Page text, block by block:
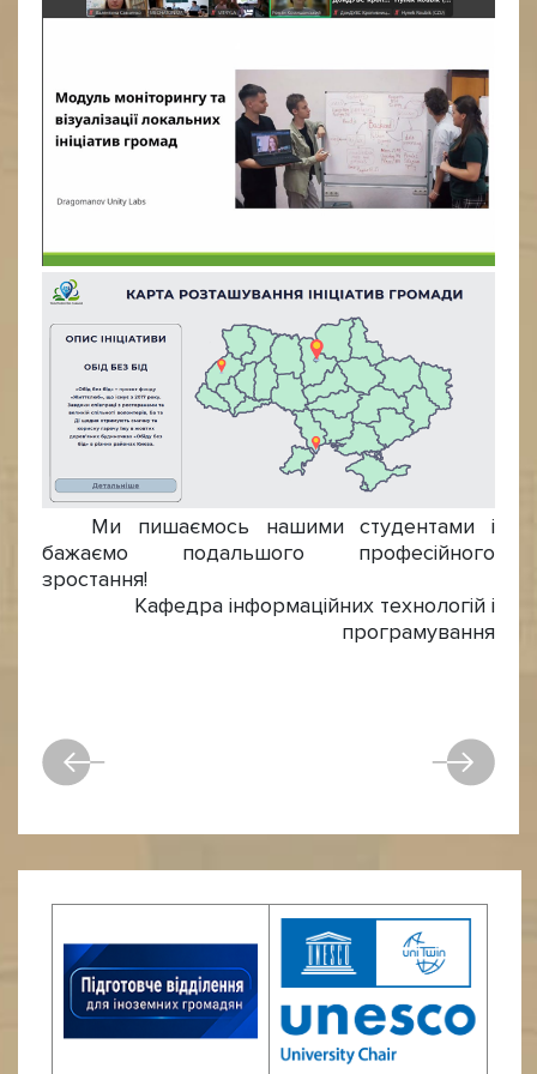
Ми пишаємось нашими студентами і
бажаємо подальшого професійного
зростання!
Кафедра інформаційних технологій і
програмування